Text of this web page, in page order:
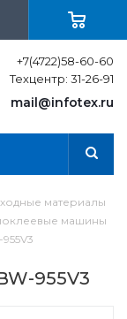
+7(4722)58-60-60
Техцентр: 31-26-91
mail@infotex.ru
материалы
машины
955V3